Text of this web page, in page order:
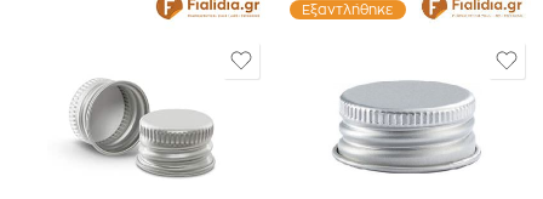
Εξαντλήθηκε